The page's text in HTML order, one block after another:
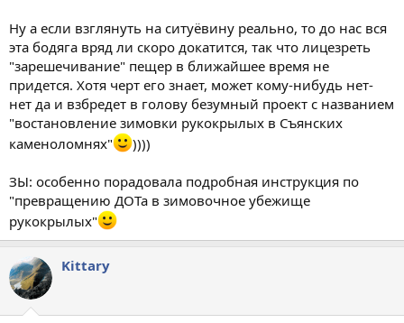
Ну а если взглянуть на ситуёвину реально, то до нас вся
эта бодяга вряд ли скоро докатится, так что лицезреть
"зарешечивание" пещер в ближайшее время не
придется. Хотя черт его знает, может кому-нибудь нет-
нет да и взбредет в голову безумный проект с названием
"востановление зимовки рукокрылых в Съянских
каменоломнях"
))))
ЗЫ: особенно порадовала подробная инструкция по
"превращению ДОТа в зимовочное убежище
рукокрылых"
Kittary